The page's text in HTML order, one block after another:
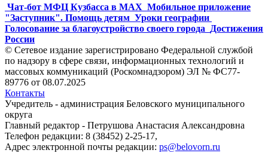
Чат-бот МФЦ Кузбасса в MAX Мобильное приложение
"Заступник". Помощь детям Уроки географии
Голосование за благоустройство своего города
Достижения
России
© Сетевое издание зарегистрировано Федеральной службой
по надзору в сфере связи, информационных технологий и
массовых коммуникаций (Роскомнадзором) ЭЛ № ФС77-
89776 от 08.07.2025
Контакты
Учредитель - администрация Беловского муниципального
округа
Главный редактор - Петрушова Анастасия Александровна
Телефон редакции: 8 (38452) 2-25-17,
Адрес электронной почты редакции: ps@belovorn.ru